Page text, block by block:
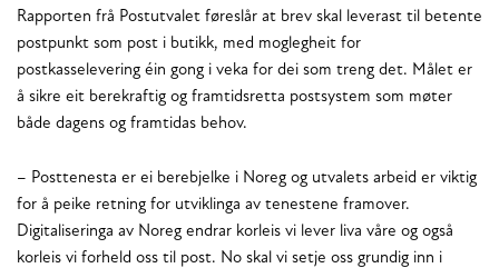
Rapporten frå Postutvalet føreslår at brev skal leverast til betente
postpunkt som post i butikk, med moglegheit for
postkasselevering éin gong i veka for dei som treng det. Målet er
å sikre eit berekraftig og framtidsretta postsystem som møter
både dagens og framtidas behov.
– Posttenesta er ei berebjelke i Noreg og utvalets arbeid er viktig
for å peike retning for utviklinga av tenestene framover.
Digitaliseringa av Noreg endrar korleis vi lever liva våre og også
korleis vi forheld oss til post. No skal vi setje oss grundig inn i